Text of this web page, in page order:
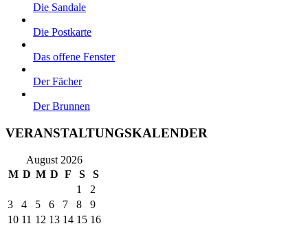
Die Sandale
Die Postkarte
Das offene Fenster
Der Fächer
Der Brunnen
VERANSTALTUNGSKALENDER
August 2026
M D M D F S S
1
2
3
4 5 6 7 8
9
10 11 12 13 14 15 16